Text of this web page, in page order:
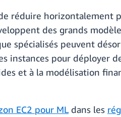
réduire horizontalement
des grands
spécialisés peuvent
instances pour déployer
et à la modélisation
EC2 pour MLdans les